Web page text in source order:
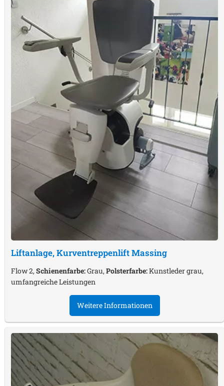
Liftanlage, KurventreppenliftMassing
Flow 2,Schienenfarbe:Grau,Polsterfarbe:Kunstleder grau,
umfangreiche Leistungen
Weitere Informationen